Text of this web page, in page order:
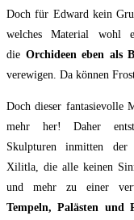
Doch für Edward kein
welches Material wohl
die Orchideen eben als
verewigen. Da können
Doch dieser fantasievolle
mehr her! Daher
Skulptureninmitten der
Xilitla, die alle keinen
und mehr zu einer
Tempeln, Palästen und